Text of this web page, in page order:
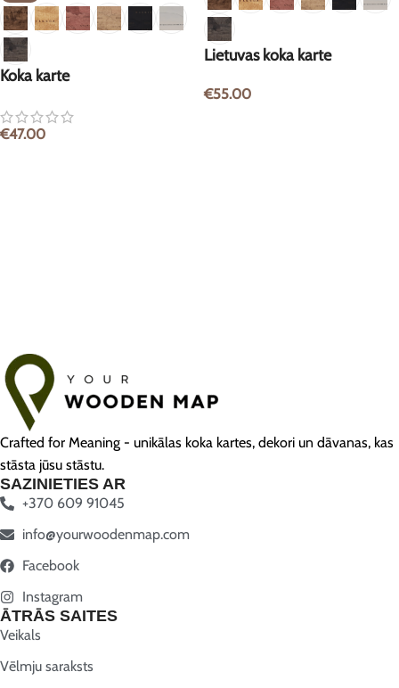
Koka karte
€47.00
Lietuvas koka karte
€55.00
Crafted for Meaning - unikālas koka kartes, dekori un dāvanas, kas
stāsta jūsu stāstu.
SAZINIETIES AR
+370 609 91045
info@yourwoodenmap.com
Facebook
Instagram
ĀTRĀS SAITES
Veikals
Vēlmju saraksts